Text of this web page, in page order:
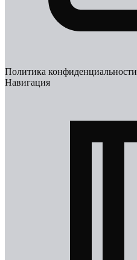
Политика конфиденциальности
Навигация